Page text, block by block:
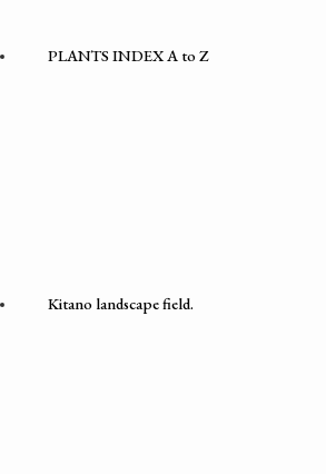
PLANTS INDEX A to Z
Kitano landscape field.